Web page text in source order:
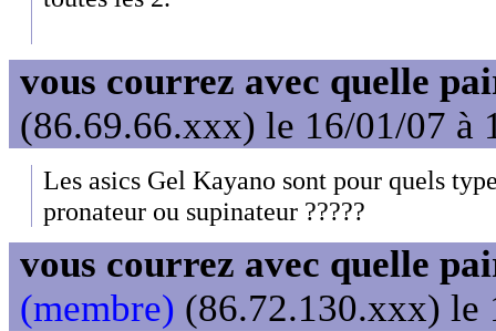
vous courrez avec quelle
(86.69.66.xxx) le 16/01/07 à
Les asics Gel Kayano sont pour quels
pronateur ou supinateur ?????
vous courrez avec quelle
(membre) (86.72.130.xxx) le